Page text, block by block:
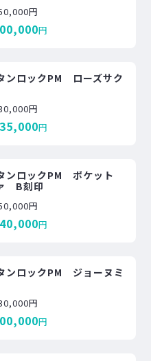
円
円
ンロックPM ローズサク
円
円
ンロックPM ポケット
B刻印
円
円
ンロックPM ジョーヌミ
円
円